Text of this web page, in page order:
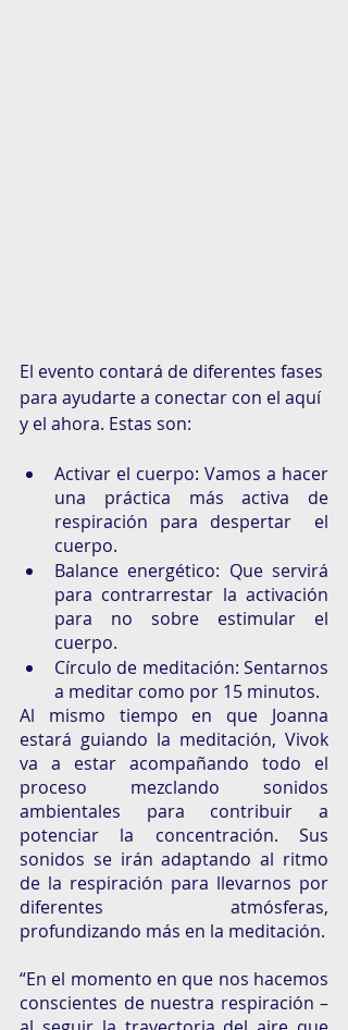
El evento contará de diferentes fases
para ayudarte a conectar con el aquí
y el ahora. Estas son:
Activar el cuerpo: Vamos a hacer
una práctica más activa de
respiración para despertar  el
cuerpo.
Balance energético: Que servirá
para contrarrestar la activación
para no sobre estimular el
cuerpo.
Círculo de meditación: Sentarnos
a meditar como por 15 minutos.
Al mismo tiempo en que Joanna
estará guiando la meditación, Vivok
va a estar acompañando todo el
proceso mezclando sonidos
ambientales para contribuir a
potenciar la concentración. Sus
sonidos se irán adaptando al ritmo
de la respiración para llevarnos por
diferentes atmósferas,
“En el momento en que nos hacemos
conscientes de nuestra respiración –